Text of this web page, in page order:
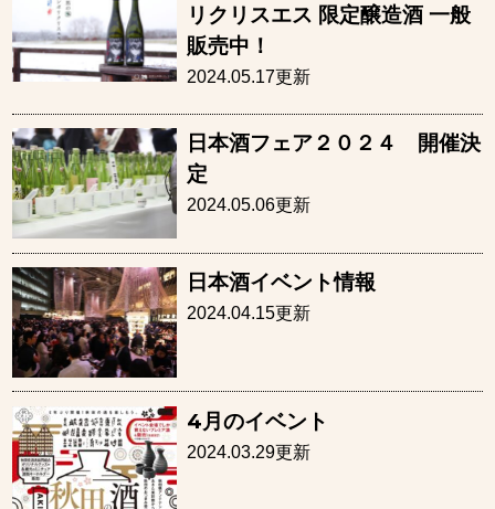
リクリスエス 限定醸造酒 一般
販売中！
2024.05.17更新
日本酒フェア２０２４ 開催決
定
2024.05.06更新
日本酒イベント情報
2024.04.15更新
4月のイベント
2024.03.29更新